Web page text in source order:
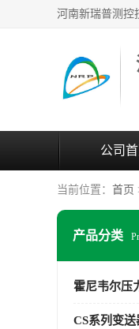
公司
当前位置： 首页
产品分类
霍尼韦尔压
CS系列变送